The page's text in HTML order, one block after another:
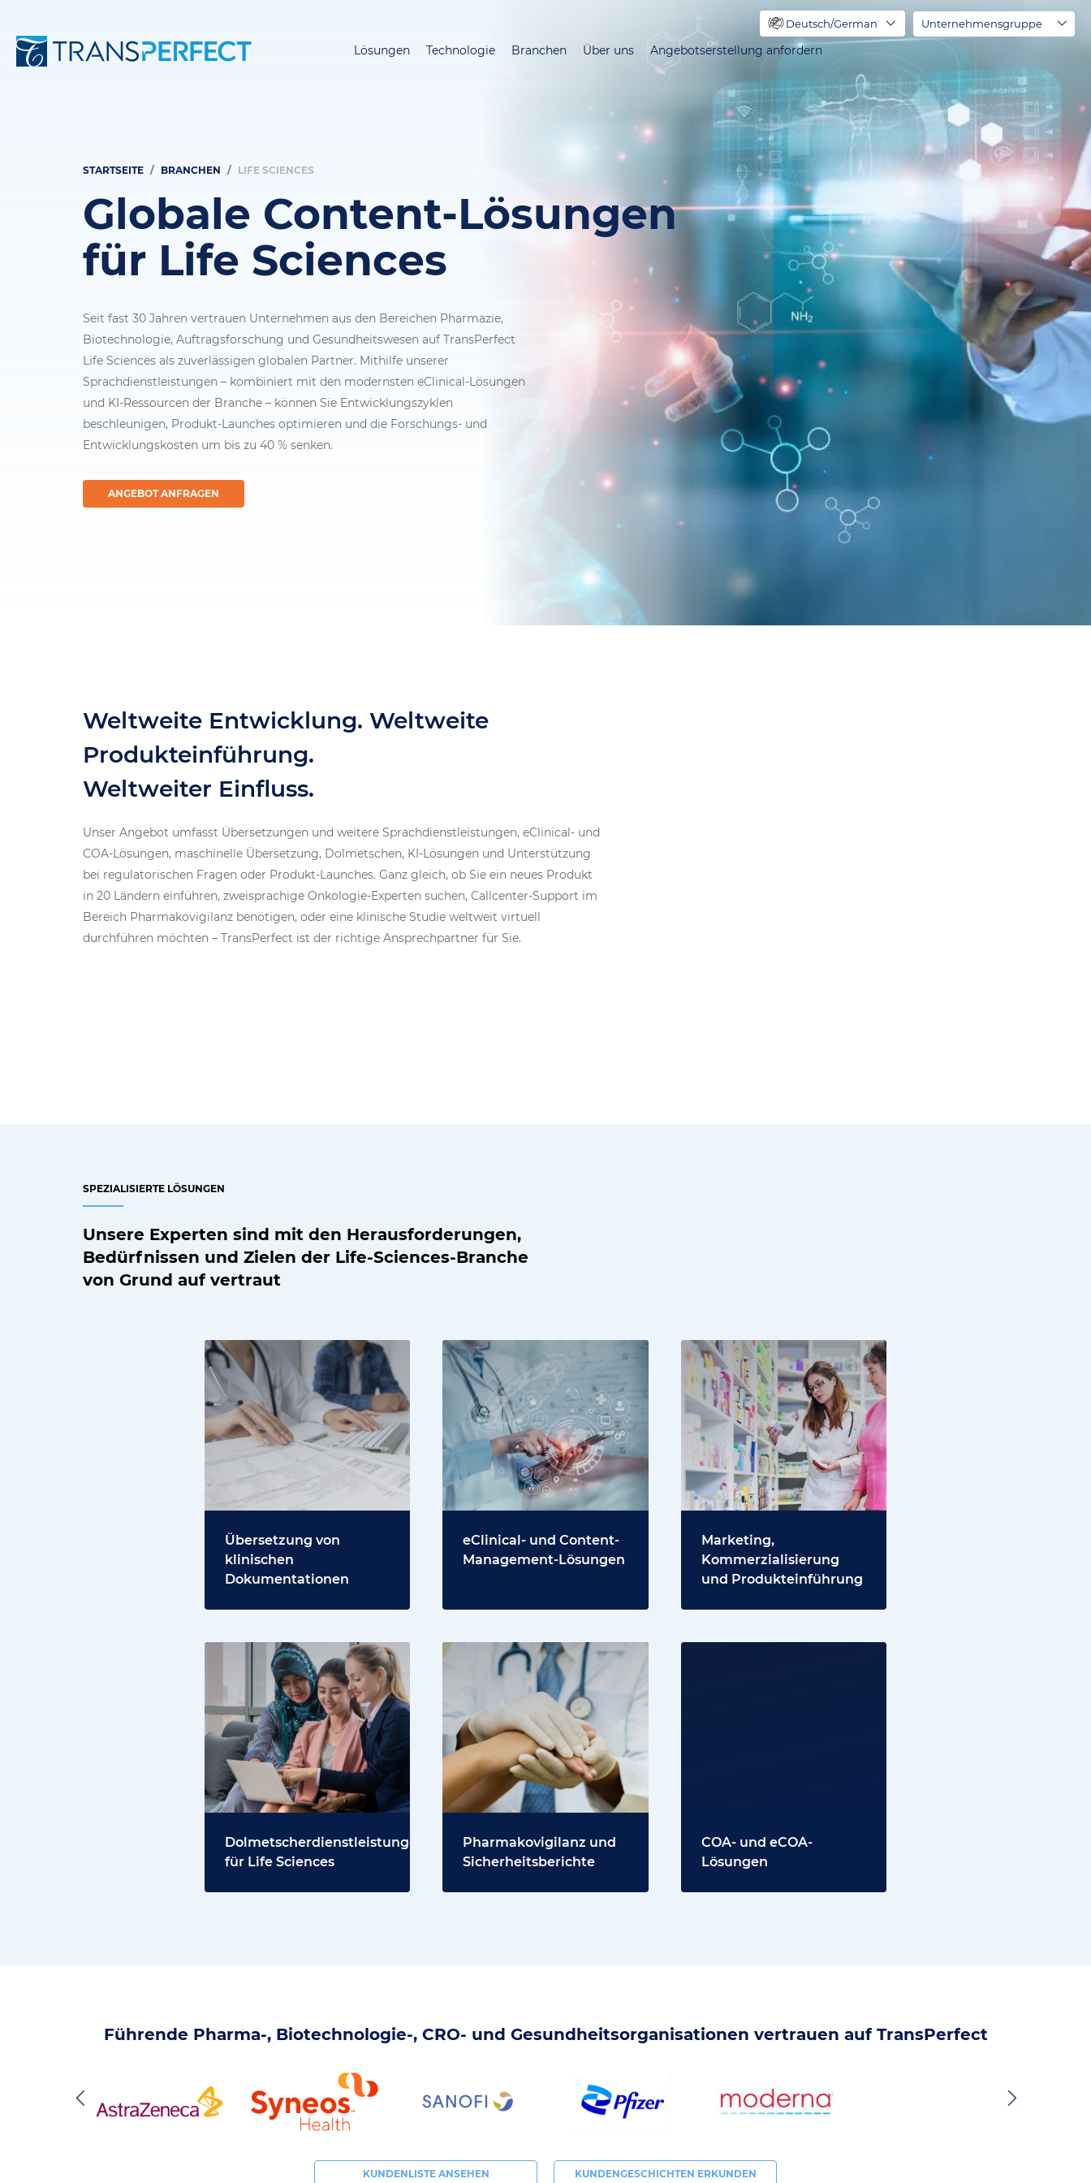
Inhalt
Lösungen Technologie Branchen Über uns Angebotserstellung anfordern
Deutsch/German Unternehmensgruppe
Pfadnavigation
STARTSEITE BRANCHEN LIFE SCIENCES
Globale Content-Lösungen
für Life Sciences
Seit fast 30 Jahren vertrauen Unternehmen aus den Bereichen Pharmazie,
Biotechnologie, Auftragsforschung und Gesundheitswesen auf TransPerfect
Life Sciences als zuverlässigen globalen Partner. Mithilfe unserer
Sprachdienstleistungen – kombiniert mit den modernsten eClinical-Lösungen
und KI-Ressourcen der Branche – können Sie Entwicklungszyklen
beschleunigen, Produkt-Launches optimieren und die Forschungs- und
Entwicklungskosten um bis zu 40 % senken.
ANGEBOT ANFRAGEN
Weltweite Entwicklung. Weltweite
Produkteinführung.
Weltweiter Einfluss.
Unser Angebot umfasst Übersetzungen und weitere Sprachdienstleistungen, eClinical- und
COA-Lösungen, maschinelle Übersetzung, Dolmetschen, KI-Lösungen und Unterstützung
bei regulatorischen Fragen oder Produkt-Launches. Ganz gleich, ob Sie ein neues Produkt
in 20 Ländern einführen, zweisprachige Onkologie-Experten suchen, Callcenter-Support im
Bereich Pharmakovigilanz benötigen, oder eine klinische Studie weltweit virtuell
durchführen möchten – TransPerfect ist der richtige Ansprechpartner für Sie.
SPEZIALISIERTE LÖSUNGEN
Unsere Experten sind mit den Herausforderungen,
Bedürfnissen und Zielen der Life-Sciences-Branche
von Grund auf vertraut
Übersetzung von
klinischen
Dokumentationen
eClinical- und Content-
Management-Lösungen
Marketing,
Kommerzialisierung
und Produkteinführung
Dolmetscherdienstleistungen
für Life Sciences
Pharmakovigilanz und
Sicherheitsberichte
COA- und eCOA-
Lösungen
Führende Pharma-, Biotechnologie-, CRO- und Gesundheitsorganisationen vertrauen auf TransPerfect
KUNDENLISTE ANSEHEN KUNDENGESCHICHTEN ERKUNDEN